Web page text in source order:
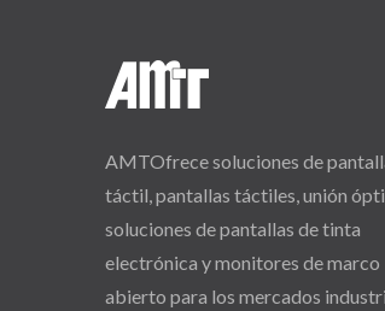
AMTOfrece soluciones de
táctil, pantallas táctiles, unión
soluciones de pantallas de tinta
electrónica y monitores de marco
abierto para los mercados